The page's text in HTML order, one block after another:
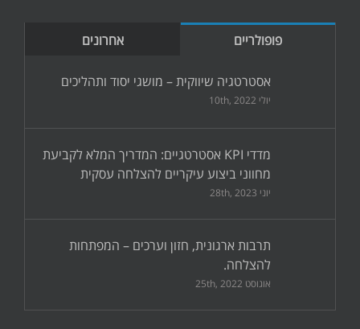
פופולריים אחרונים
אסטרטגיה שיווקית – מושגי יסוד ותהליכים
יולי 10th, 2022
מדדי KPI אסטרטגיים: המדריך המלא לקביעת
מחווני ביצוע עיקריים להצלחה עסקית
יוני 28th, 2023
תרבות ארגונית, חזון וערכים – המפתחות
להצלחה.
אוגוסט 25th, 2022